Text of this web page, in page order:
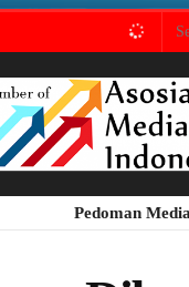
Pedoman Media